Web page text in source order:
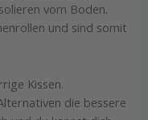
vom Boden.
und sind somit
Kissen.
die bessere